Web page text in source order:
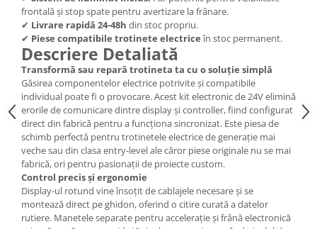
frontală și stop spate pentru avertizare la frânare.
✔ Livrare rapidă 24-48h din stoc propriu.
✔ Piese compatibile trotinete electriceîn stoc permanent.
Descriere Detaliată
Transformă sau repară trotineta ta cu o soluție simplă
Găsirea componentelor electrice potrivite și compatibile
individual poate fi o provocare. Acest kit electronic de 24V elimină
erorile de comunicare dintre display și controller, fiind configurat
direct din fabrică pentru a funcționa sincronizat. Este piesa de
schimb perfectă pentru trotinetele electrice de generație mai
veche sau din clasa entry-level ale căror piese originale nu se mai
fabrică, ori pentru pasionații de proiecte custom.
Control precis și ergonomie
Display-ul rotund vine însoțit de cablajele necesare și se
montează direct pe ghidon, oferind o citire curată a datelor
rutiere. Manetele separate pentru accelerație și frână electronică